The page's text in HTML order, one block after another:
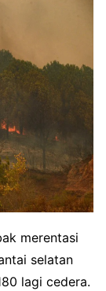
merentasi
selatan
lagi cedera.